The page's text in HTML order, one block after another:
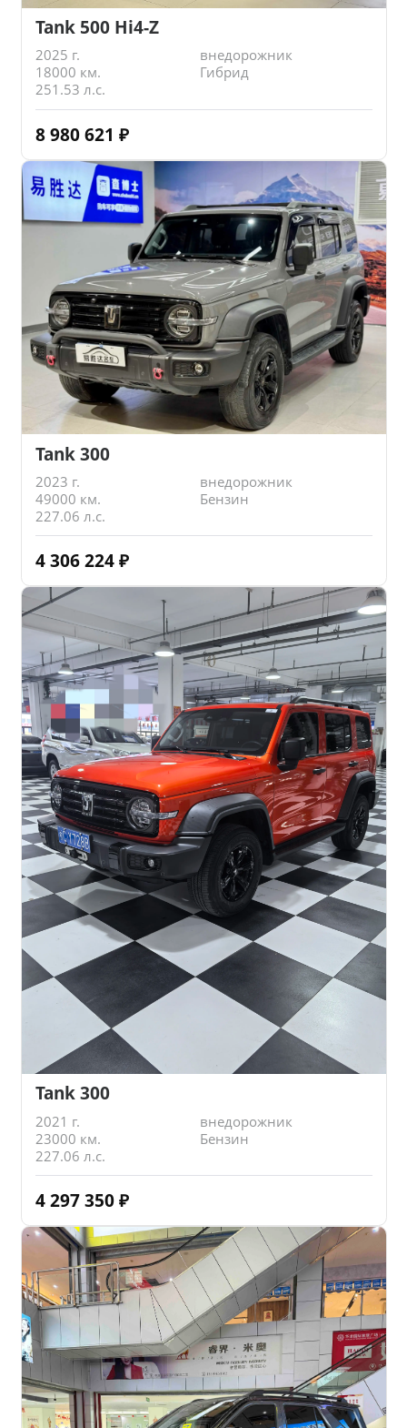
Tank 500 Hi4-Z
2025 г.
внедорожник
18000 км.
Гибрид
251.53 л.с.
8 980 621 ₽
Tank 300
2023 г.
внедорожник
49000 км.
Бензин
227.06 л.с.
4 306 224 ₽
Tank 300
2021 г.
внедорожник
23000 км.
Бензин
227.06 л.с.
4 297 350 ₽